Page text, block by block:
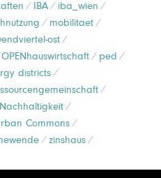
IBA
iba_wien
mobilitaet
ost
OPENhauswirtschaft
ped
districts
Commons
zinshaus